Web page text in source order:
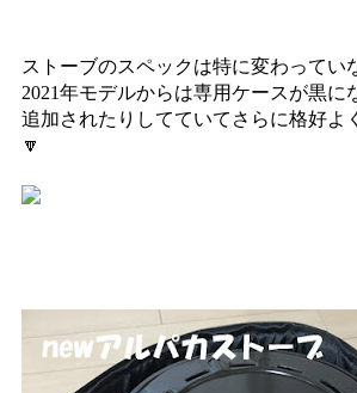
ストーブのスペックは特に変わってい
2021年モデルからは専用ケースが黒に
追加されたりしてていてさらに格好よ
🔽